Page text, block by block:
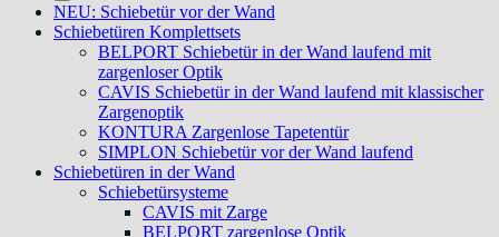
NEU: Schiebetür vor der Wand
Schiebetüren Komplettsets
BELPORT Schiebetür in der Wand laufend mit
zargenloser Optik
CAVIS Schiebetür in der Wand laufend mit klassischer
Zargenoptik
KONTURA Zargenlose Tapetentür
SIMPLON Schiebetür vor der Wand laufend
Schiebetüren in der Wand
Schiebetürsysteme
CAVIS mit Zarge
BELPORT zargenlose Optik